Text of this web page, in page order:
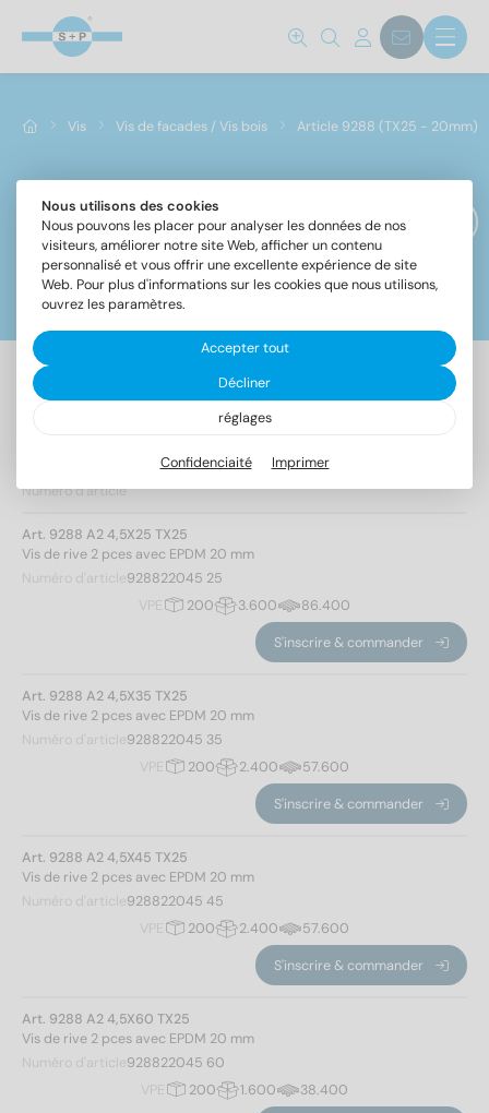
Vis Vis de facades / Vis bois Article 9288 (TX25 - 20mm)
Article 9288 (TX25 - 20mm)
Filtre
17 Article trouvé
Numéro d'article
Art. 9288 A2 4,5X25 TX25
Vis de rive 2 pces avec EPDM 20 mm
Numéro d'article 928822045 25
VPE
200 3.600 86.400
S'inscrire & commander
Art. 9288 A2 4,5X35 TX25
Vis de rive 2 pces avec EPDM 20 mm
Numéro d'article 928822045 35
VPE
200 2.400 57.600
S'inscrire & commander
Art. 9288 A2 4,5X45 TX25
Vis de rive 2 pces avec EPDM 20 mm
Numéro d'article 928822045 45
VPE
200 2.400 57.600
S'inscrire & commander
Art. 9288 A2 4,5X60 TX25
Vis de rive 2 pces avec EPDM 20 mm
Numéro d'article 928822045 60
VPE
200 1.600 38.400
Nous utilisons des cookies
Nous pouvons les placer pour analyser les données de nos
visiteurs, améliorer notre site Web, afficher un contenu
personnalisé et vous offrir une excellente expérience de site
Web. Pour plus d'informations sur les cookies que nous utilisons,
ouvrez les paramètres.
Accepter tout
Décliner
réglages
Confidenciaité Imprimer